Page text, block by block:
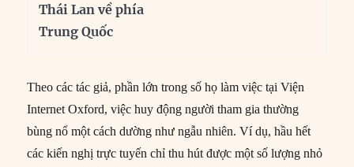
Thái Lan về phía
Trung Quốc
Theo các tác giả, phần lớn trong số họ làm việc tại Viện
Internet Oxford, việc huy động người tham gia thường
bùng nổ một cách dường như ngẫu nhiên. Ví dụ, hầu hết
các kiến nghị trực tuyến chỉ thu hút được một số lượng nhỏ